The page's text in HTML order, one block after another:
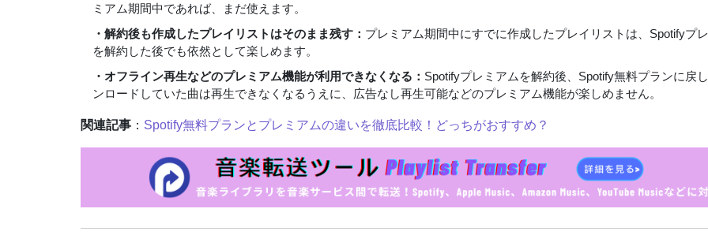
ミアム期間中であれば、まだ使えます。
・解約後も作成したプレイリストはそのまま残す： プレミアム期間中にすでに作成したプレイリストは、Spotifyプ
を解約した後でも依然として楽しめます。
・オフライン再生などのプレミアム機能が利用できなくなる： Spotifyプレミアムを解約後、Spotify無料プランに戻
ンロードしていた曲は再生できなくなるうえに、広告なし再生可能などのプレミアム機能が楽しめません。
関連記事 ： Spotify無料プランとプレミアムの違いを徹底比較！どっちがおすすめ？